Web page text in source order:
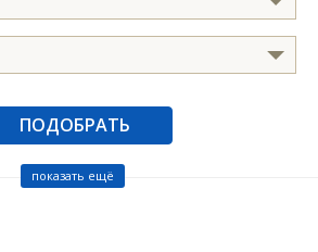
ПОДОБРАТЬ
показать ещё